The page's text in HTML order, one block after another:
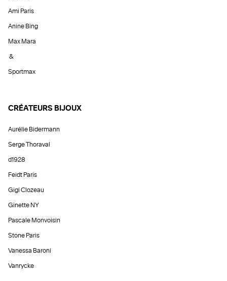
Ami Paris
Anine Bing
Max Mara
&
Sportmax
CRÉATEURS BIJOUX
Aurélie Bidermann
Serge Thoraval
d1928
Feidt Paris
Gigi Clozeau
Ginette NY
Pascale Monvoisin
Stone Paris
Vanessa Baroni
Vanrycke